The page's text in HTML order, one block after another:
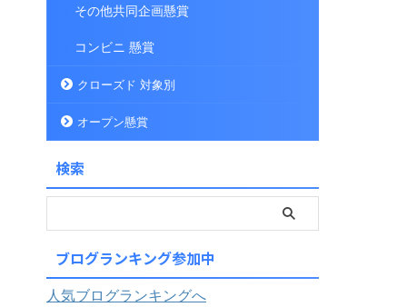
その他共同企画懸賞
コンビニ 懸賞
クローズド 対象別
オープン懸賞
検索
ブログランキング参加中
人気ブログランキングへ